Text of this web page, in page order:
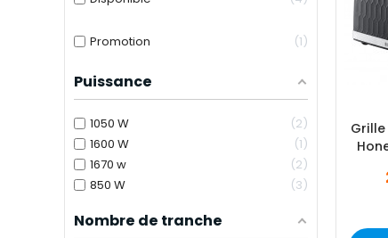
Promotion 1
Puissance
1050 W
2
1600 W
1
1670 w
2
850 W
3
Nombre de tranche
Grille